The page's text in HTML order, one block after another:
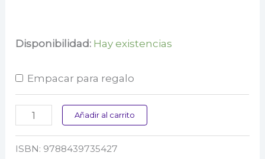
Disponibilidad: Hay existencias
Empacar para regalo
en
Añadir al carrito
ISBN: 9788439735427